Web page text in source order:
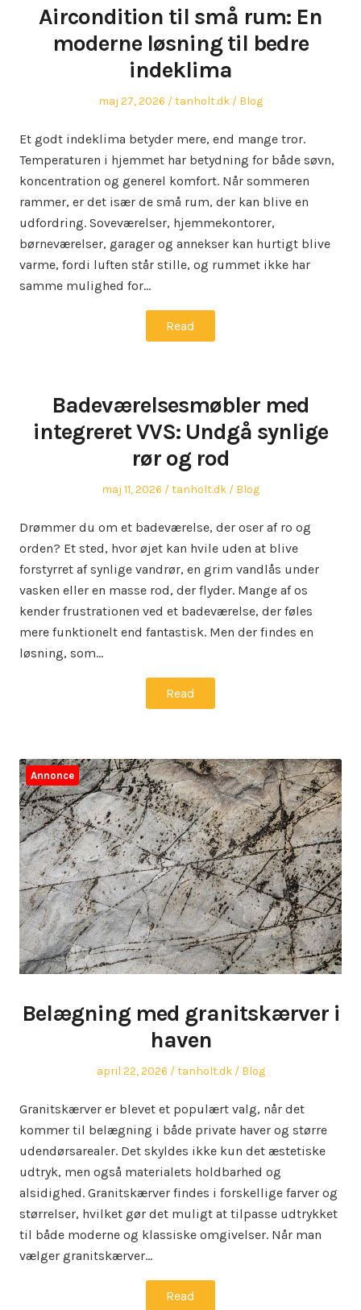
Aircondition til små rum: En
moderne løsning til bedre
indeklima
Posted
maj 27, 2026 Author
tanholt.dk
Posted
Blog
Et godt indeklima betyder mere, end mange tror.
Temperaturen i hjemmet har betydning for både søvn,
koncentration og generel komfort. Når sommeren
rammer, er det især de små rum, der kan blive en
udfordring. Soveværelser, hjemmekontorer,
børneværelser, garager og annekser kan hurtigt blive
varme, fordi luften står stille, og rummet ikke har
samme mulighed for…
Read
Badeværelsesmøbler med
integreret VVS: Undgå synlige
rør og rod
Posted
maj 11, 2026 Author
tanholt.dk
Posted
Blog
Drømmer du om et badeværelse, der oser af ro og
orden? Et sted, hvor øjet kan hvile uden at blive
forstyrret af synlige vandrør, en grim vandlås under
vasken eller en masse rod, der flyder. Mange af os
kender frustrationen ved et badeværelse, der føles
mere funktionelt end fantastisk. Men der findes en
løsning, som…
Read
Annonce
Belægning med granitskærver i
haven
Posted
april 22, 2026 Author
tanholt.dk
Posted
Blog
Granitskærver er blevet et populært valg, når det
kommer til belægning i både private haver og større
udendørsarealer. Det skyldes ikke kun det æstetiske
udtryk, men også materialets holdbarhed og
alsidighed. Granitskærver findes i forskellige farver og
størrelser, hvilket gør det muligt at tilpasse udtrykket
til både moderne og klassiske omgivelser. Når man
vælger granitskærver…
Read